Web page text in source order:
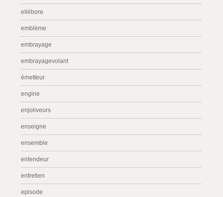
ellébore
emblème
embrayage
embrayagevolant
émetteur
engine
enjoliveurs
enseigne
ensemble
entendeur
entretien
episode